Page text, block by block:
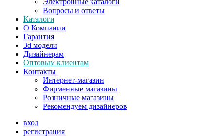
Электронные каталоги
Вопросы и ответы
Каталоги
О Компании
Гарантия
3d модели
Дизайнерам
Оптовым клиентам
Контакты
Интернет-магазин
Фирменные магазины
Розничные магазины
Рекомендуем дизайнеров
вход
регистрация